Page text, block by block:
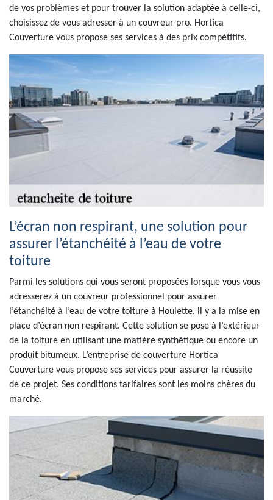
de vos problèmes et pour trouver la solution adaptée à celle-ci,
choisissez de vous adresser à un couvreur pro. Hortica
Couverture vous propose ses services à des prix compétitifs.
L’écran non respirant, une solution pour
assurer l’étanchéité à l’eau de votre
toiture
Parmi les solutions qui vous seront proposées lorsque vous vous
adresserez à un couvreur professionnel pour assurer
l’étanchéité à l’eau de votre toiture à Houlette, il y a la mise en
place d’écran non respirant. Cette solution se pose à l’extérieur
de la toiture en utilisant une matière synthétique ou encore un
produit bitumeux. L’entreprise de couverture Hortica
Couverture vous propose ses services pour assurer la réussite
de ce projet. Ses conditions tarifaires sont les moins chères du
marché.